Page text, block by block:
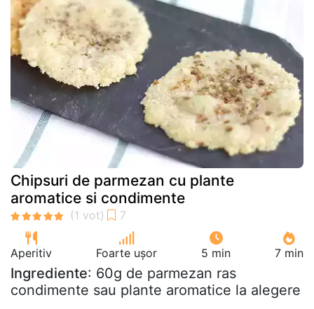
Chipsuri de parmezan cu plante
aromatice si condimente
Aperitiv Foarte ușor 5 min 7 min
Ingrediente: 60g de parmezan ras
condimente sau plante aromatice la alegere